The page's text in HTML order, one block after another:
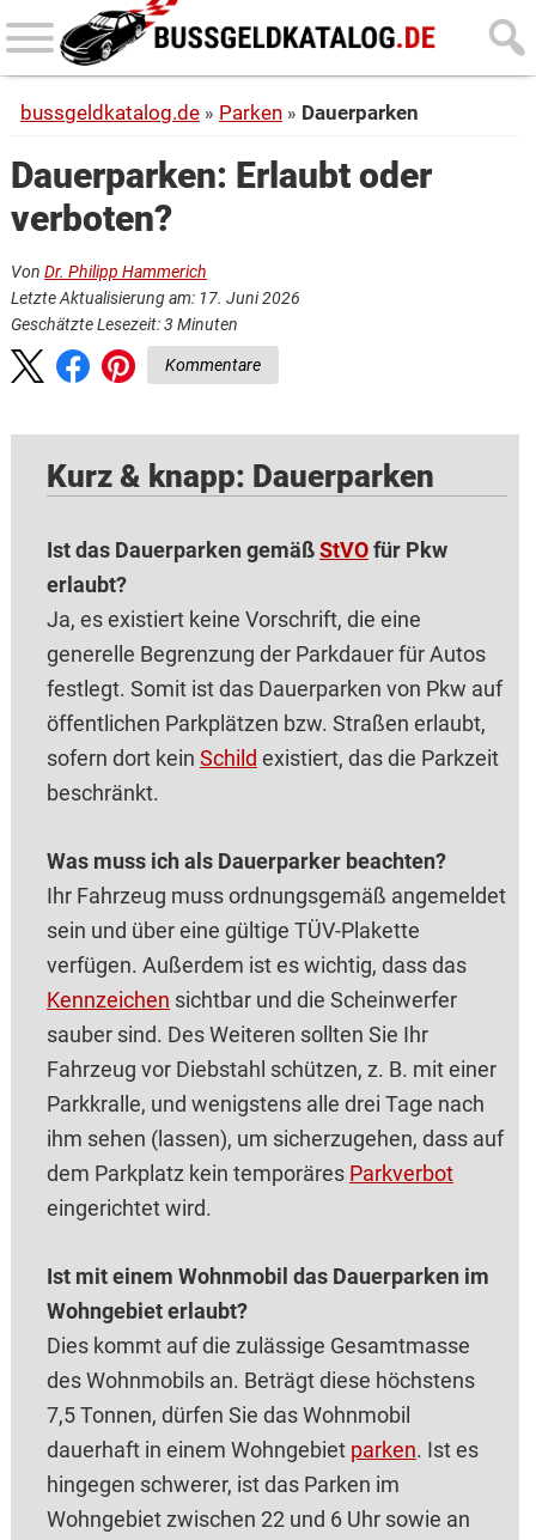
Skip
to
content
Skip
to
sidebar
bussgeldkatalog.de Parken Dauerparken
Dauerparken: Erlaubt oder
verboten?
Von Dr. Philipp Hammerich
Letzte Aktualisierung am: 17. Juni 2026
Geschätzte Lesezeit:3 Minuten
Kommentare
Kurz & knapp: Dauerparken
Ist das Dauerparken gemäßStVOfür Pkw
erlaubt?
Ja, es existiert keine Vorschrift, die eine
generelle Begrenzung der Parkdauer für Autos
festlegt. Somit ist das Dauerparken von Pkw auf
öffentlichen Parkplätzen bzw. Straßen erlaubt,
sofern dort kein Schild existiert, das die Parkzeit
beschränkt.
Was muss ich als Dauerparker beachten?
Ihr Fahrzeug muss ordnungsgemäß angemeldet
sein und über eine gültige TÜV-Plakette
verfügen. Außerdem ist es wichtig, dass das
Kennzeichen sichtbar und die Scheinwerfer
sauber sind. Des Weiteren sollten Sie Ihr
Fahrzeug vor Diebstahl schützen, z. B. mit einer
Parkkralle, und wenigstens alle drei Tage nach
ihm sehen (lassen), um sicherzugehen, dass auf
dem Parkplatz kein temporäres Parkverbot
eingerichtet wird.
Ist mit einem Wohnmobil das Dauerparken im
Wohngebiet erlaubt?
Dies kommt auf die zulässige Gesamtmasse
des Wohnmobils an. Beträgt diese höchstens
7,5 Tonnen, dürfen Sie das Wohnmobil
dauerhaft in einem Wohngebiet parken. Ist es
hingegen schwerer, ist das Parken im
Wohngebiet zwischen 22 und 6 Uhr sowie an